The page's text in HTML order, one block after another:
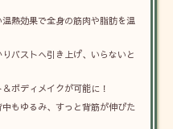
熱効果で全身の筋肉や脂肪を温
バストへ引き上げ、いらないと
ボディメイクが可能に！
もゆるみ、すっと背筋が伸びた